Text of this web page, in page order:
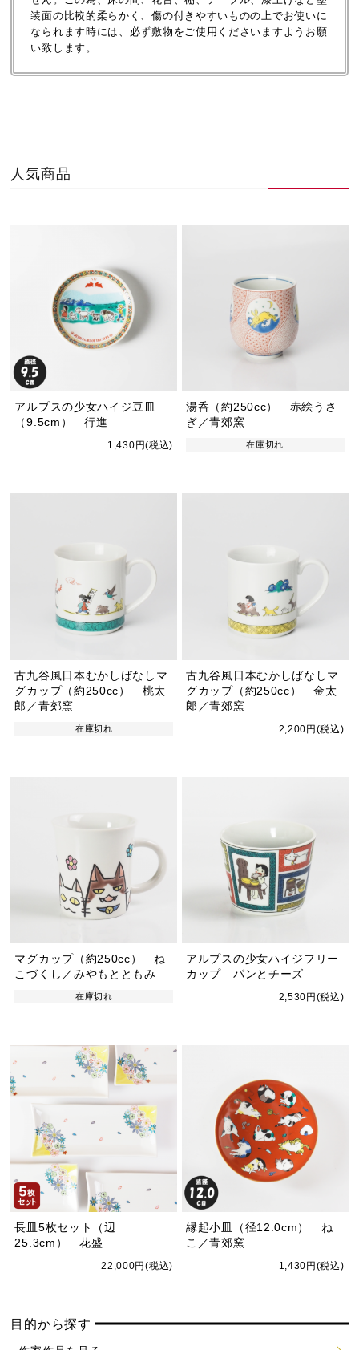
装面の比較的柔らかく、傷の付きやすいものの上でお使いに
なられます時には、必ず敷物をご使用くださいますようお願
い致します。
人気商品
アルプスの少女ハイジ豆皿
（9.5cm） 行進
1,430円(税込)
湯呑（約250cc） 赤絵うさ
ぎ／青郊窯
在庫切れ
古九谷風日本むかしばなしマ
グカップ（約250cc） 桃太
郎／青郊窯
在庫切れ
古九谷風日本むかしばなしマ
グカップ（約250cc） 金太
郎／青郊窯
2,200円(税込)
マグカップ（約250cc） ね
こづくし／みやもとともみ
在庫切れ
アルプスの少女ハイジフリー
カップ パンとチーズ
2,530円(税込)
長皿5枚セット（辺
25.3cm） 花盛
22,000円(税込)
縁起小皿（径12.0cm） ね
こ／青郊窯
1,430円(税込)
目的から探す